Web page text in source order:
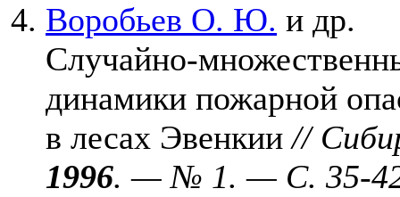
Воробьев О. Ю. и др.
Случайно-
динамики пожарной
в лесах Эвенкии//
1996. — № 1. — C. 35-